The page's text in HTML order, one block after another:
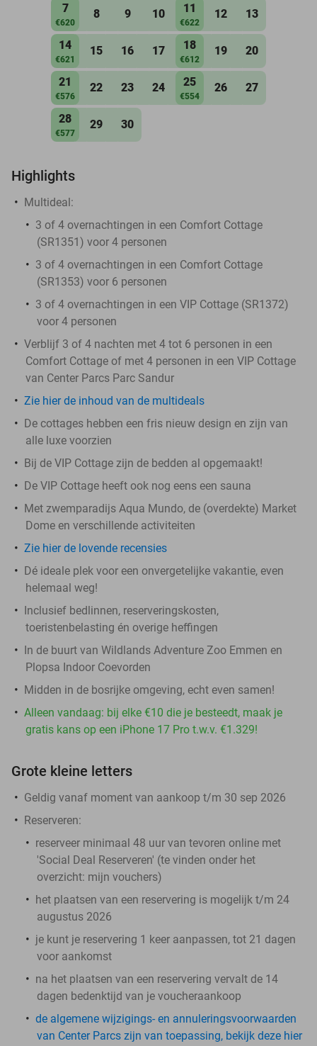
7
€620
8 9 10 11
€622
12 13
14
€621
15 16 17 18
€612
19 20
21
€576
22 23 24 25
€554
26 27
28
€577
29 30
Highlights
Multideal:
3 of 4 overnachtingen in een Comfort Cottage
(SR1351) voor 4 personen
3 of 4 overnachtingen in een Comfort Cottage
(SR1353) voor 6 personen
3 of 4 overnachtingen in een VIP Cottage (SR1372)
voor 4 personen
Verblijf 3 of 4 nachten met 4 tot 6 personen in een
Comfort Cottage of met 4 personen in een VIP Cottage
van Center Parcs Parc Sandur
Zie hier de inhoud van de multideals
De cottages hebben een fris nieuw design en zijn van
alle luxe voorzien
Bij de VIP Cottage zijn de bedden al opgemaakt!
De VIP Cottage heeft ook nog eens een sauna
Met zwemparadijs Aqua Mundo, de (overdekte) Market
Dome en verschillende activiteiten
Zie hier de lovende recensies
Dé ideale plek voor een onvergetelijke vakantie, even
helemaal weg!
Inclusief bedlinnen, reserveringskosten,
toeristenbelasting én overige heffingen
In de buurt van Wildlands Adventure Zoo Emmen en
Plopsa Indoor Coevorden
Midden in de bosrijke omgeving, echt even samen!
Alleen vandaag: bij elke €10 die je besteedt, maak je
gratis kans op een iPhone 17 Pro t.w.v. €1.329!
Grote kleine letters
Geldig vanaf moment van aankoop t/m 30 sep 2026
Reserveren:
reserveer minimaal 48 uur van tevoren online met
'Social Deal Reserveren' (te vinden onder het
overzicht: mijn vouchers)
het plaatsen van een reservering is mogelijk t/m 24
augustus 2026
je kunt je reservering 1 keer aanpassen, tot 21 dagen
voor aankomst
na het plaatsen van een reservering vervalt de 14
dagen bedenktijd van je voucheraankoop
de algemene wijzigings- en annuleringsvoorwaarden
van Center Parcs zijn van toepassing, bekijk deze hier